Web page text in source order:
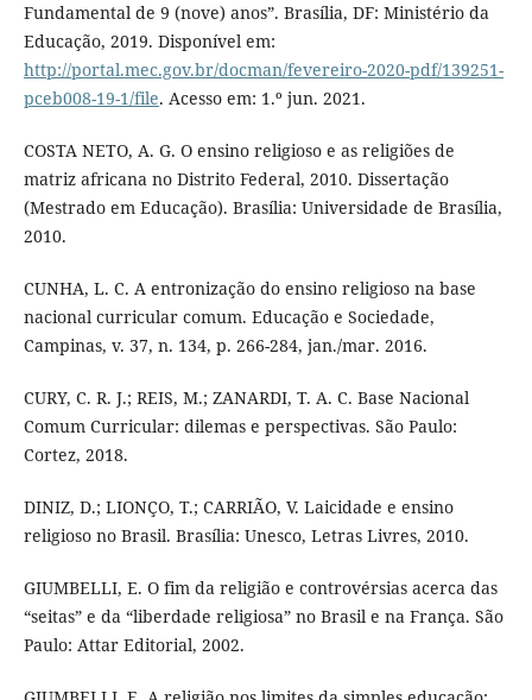
Fundamental de 9 (nove) anos”. Brasília, DF: Ministério da
Educação, 2019. Disponível em:
http://portal.mec.gov.br/docman/fevereiro-2020-pdf/139251-
pceb008-19-1/file. Acesso em: 1.º jun. 2021.
COSTA NETO, A. G. O ensino religioso e as religiões de
matriz africana no Distrito Federal, 2010. Dissertação
(Mestrado em Educação). Brasília: Universidade de Brasília,
2010.
CUNHA, L. C. A entronização do ensino religioso na base
nacional curricular comum. Educação e Sociedade,
Campinas, v. 37, n. 134, p. 266-284, jan./mar. 2016.
CURY, C. R. J.; REIS, M.; ZANARDI, T. A. C. Base Nacional
Comum Curricular: dilemas e perspectivas. São Paulo:
Cortez, 2018.
DINIZ, D.; LIONÇO, T.; CARRIÃO, V. Laicidade e ensino
religioso no Brasil. Brasília: Unesco, Letras Livres, 2010.
GIUMBELLI, E. O fim da religião e controvérsias acerca das
“seitas” e da “liberdade religiosa” no Brasil e na França. São
Paulo: Attar Editorial, 2002.